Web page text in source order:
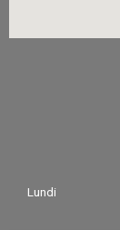
Lundi